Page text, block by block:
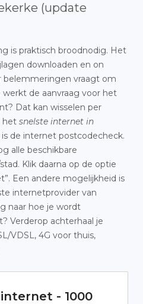
(update
is praktisch broodnodig. Het
downloaden en on
belemmeringen vraagt om
werkt de aanvraag voor het
Dat kan wisselen per
het snelste internet in
de internet postcodecheck.
alle beschikbare
Klik daarna op de optie
Een andere mogelijkheid is
internetprovider van
naar hoe je wordt
Verderop achterhaal je
VDSL, 4G voor thuis,
- 1000